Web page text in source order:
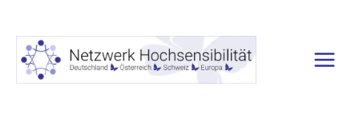
springen